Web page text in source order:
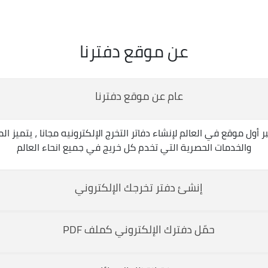
عن موقع دفترنا
عام عن موقع دفترنا
دفترنا.نت في عام 2017 ويعتبر أول موقع في العالم لإنشاء دفاتر التخرج الإلكترونيه
والخدمات الحصرية التي تخدم كل خريج في جميع انحاء العالم
إنشئ دفتر تخرجك الإلكتروني
بكل سهولة عبر الفيبسوك او جوجل او حتى عبر البريد
حمّل دفترك الإلكتروني كملف PDF